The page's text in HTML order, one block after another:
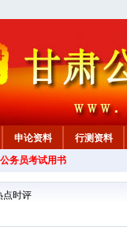
申论资料
行测资料
务员考试用书
点时评